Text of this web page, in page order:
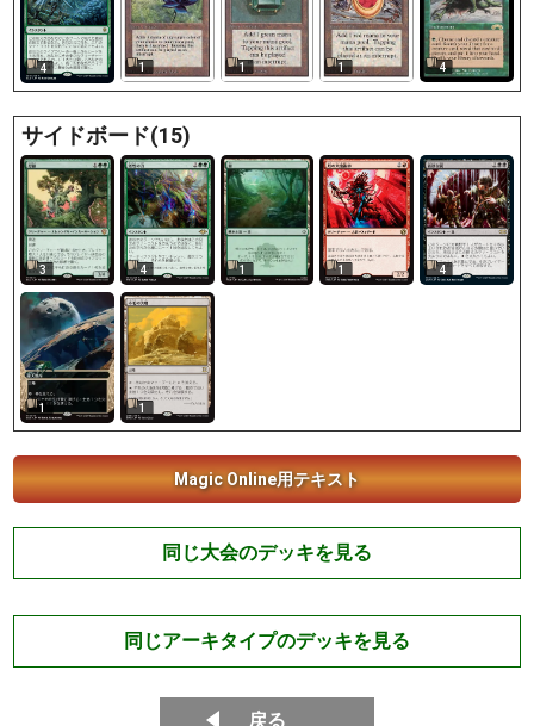
4 1 1 1 4
サイドボード(15)
3 4 1 1 4
1 1
Magic Online用テキスト
同じ大会のデッキを見る
同じアーキタイプのデッキを見る
戻る